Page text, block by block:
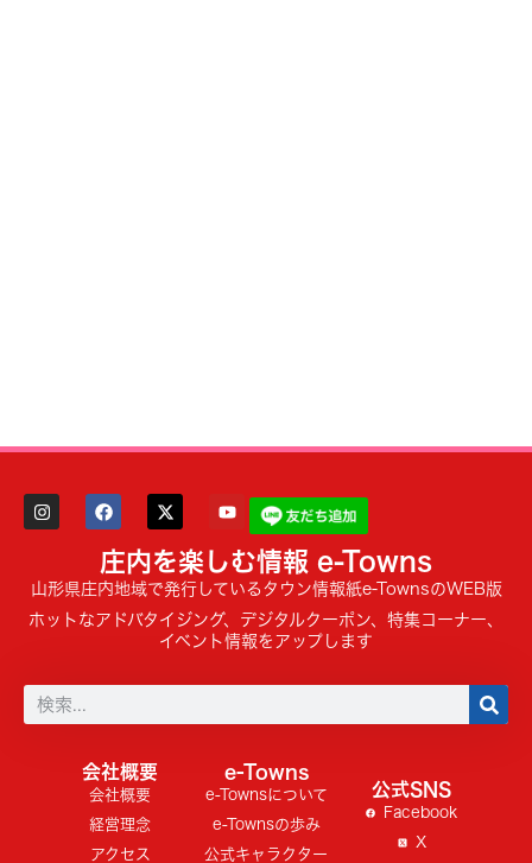
庄内を楽しむ情報 e-Towns
山形県庄内地域で発行しているタウン情報紙e-TownsのWEB版
ホットなアドバタイジング、デジタルクーポン、特集コーナー、
イベント情報をアップします
会社概要
会社概要
経営理念
アクセス
e-Towns
e-Townsについて
e-Townsの歩み
公式キャラクター
公式SNS
Facebook
X